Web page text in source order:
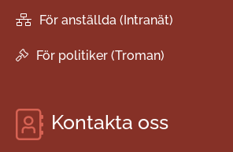
För anställda (Intranät)
För politiker (Troman)
Kontakta oss